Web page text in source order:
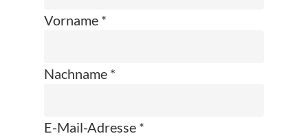
Vorname *
Nachname *
E-Mail-Adresse *